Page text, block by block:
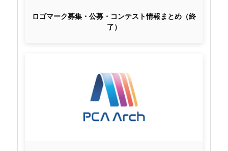
ロゴマーク募集・公募・コンテスト情報まとめ（終
了）